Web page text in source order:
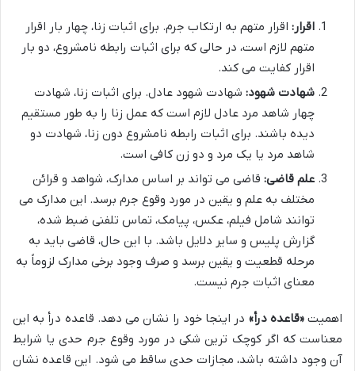
اقرار: اقرار متهم به ارتکاب جرم. برای اثبات زنا، چهار بار اقرار
متهم لازم است، در حالی که برای اثبات رابطه نامشروع، دو بار
اقرار کفایت می کند.
شهادت شهود: شهادت شهود عادل. برای اثبات زنا، شهادت
چهار شاهد مرد عادل لازم است که عمل زنا را به طور مستقیم
دیده باشند. برای اثبات رابطه نامشروع دون زنا، شهادت دو
شاهد مرد یا یک مرد و دو زن کافی است.
علم قاضی: قاضی می تواند بر اساس مدارک، شواهد و قرائن
مختلف به علم و یقین در مورد وقوع جرم برسد. این مدارک می
توانند شامل فیلم، عکس، پیامک، تماس تلفنی ضبط شده،
گزارش پلیس و سایر دلایل باشد. با این حال، قاضی باید به
مرحله قطعیت و یقین برسد و صرف وجود برخی مدارک لزوماً به
معنای اثبات جرم نیست.
اهمیت«قاعده درأ» در اینجا خود را نشان می دهد. قاعده درأ به این
معناست که اگر کوچک ترین شکی در مورد وقوع جرم حدی یا شرایط
آن وجود داشته باشد، مجازات حدی ساقط می شود. این قاعده نشان